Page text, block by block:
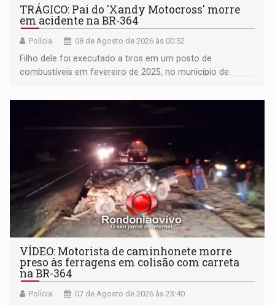
TRÁGICO: Pai do 'Xandy Motocross' morre
em acidente na BR-364
Polícia 08 de Agosto de 2026 às 00:52
Filho dele foi executado a tiros em um posto de
combustíveis em fevereiro de 2025, no município de
VÍDEO: Motorista de caminhonete morre
preso às ferragens em colisão com carreta
na BR-364
Polícia 07 de Agosto de 2026 às 23:40